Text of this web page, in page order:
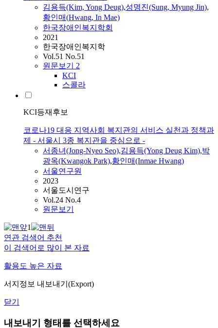
김용득(Kim, Yong Deug),성명진(Sung, Myung Jin),
황인매(Hwang, In Mae)
한국장애인복지학회
2021
한국장애인복지학
Vol.51 No.51
원문보기 2
KCI
스콜라
KCI등재후보
코로나19 대응 지역사회 복지관의 서비스 실천과 정책과
제 - 서울시 3종 복지관을 중심으로 -
서종녀(Jong-Nyeo Seo),김용득(Yong Deug Kim),박
광옥(Kwangok Park),황인매(Inmae Hwang)
서울연구원
2023
서울도시연구
Vol.24 No.4
원문보기
1
연관 검색어 추천
이 검색어로 많이 본 자료
활용도 높은 자료
서지정보 내보내기(Export)
닫기
내보내기 형태를 선택하세요